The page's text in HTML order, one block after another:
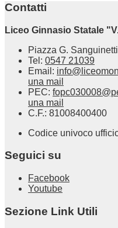
Contatti
Liceo Ginnasio Statale
Piazza G.
Tel: 0547 21039
Email:
una mail
PEC:
una mail
C.F.: 81008400400
Codice univoco
Seguici su
Facebook
Youtube
Sezione Link Utili